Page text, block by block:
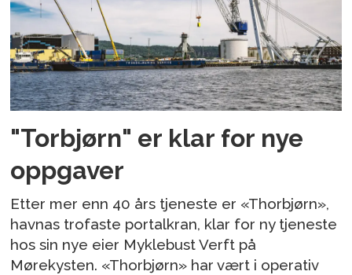
"Torbjørn" er klar for nye
oppgaver
Etter mer enn 40 års tjeneste er «Thorbjørn»,
havnas trofaste portalkran, klar for ny tjeneste
hos sin nye eier Myklebust Verft på
Mørekysten. «Thorbjørn» har vært i operativ